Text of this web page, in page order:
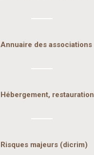
Annuaire des associations
Hébergement, restauration
Risques majeurs (dicrim)